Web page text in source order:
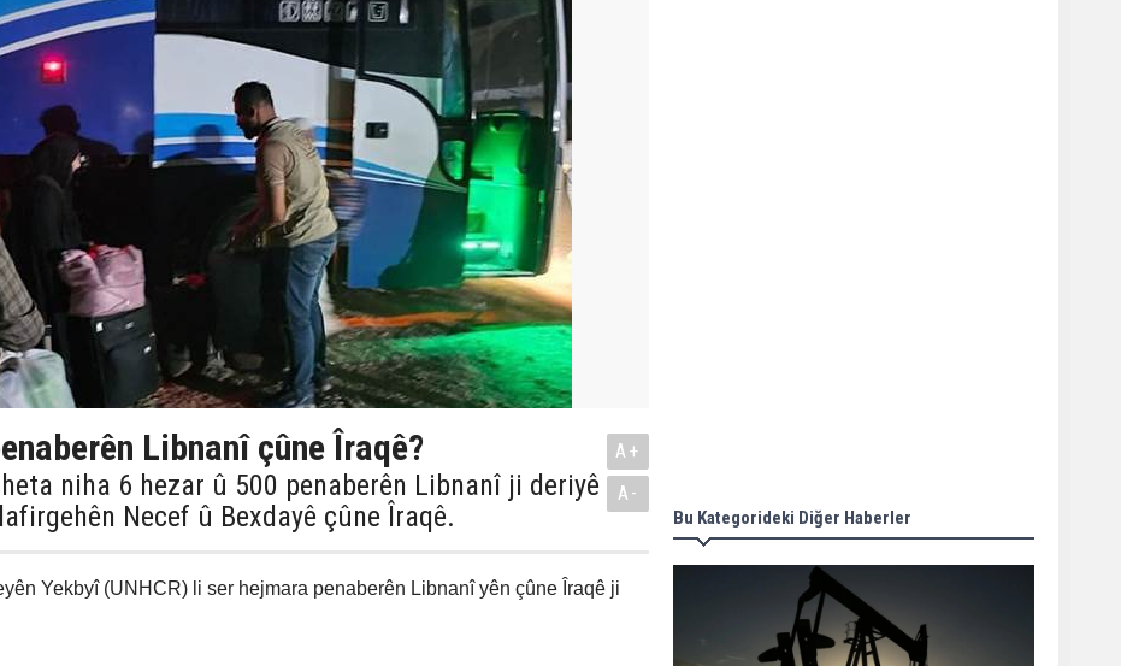
Libnanî çûne Îraqê?
niha 6 hezar û 500 penaberên Libnanî ji deriyê
Necef û Bexdayê çûne Îraqê.
A+
A-
Yekbyî (UNHCR) li ser hejmara penaberên Libnanî yên çûne Îraqê ji
Bu Kategorideki Diğer Haberler